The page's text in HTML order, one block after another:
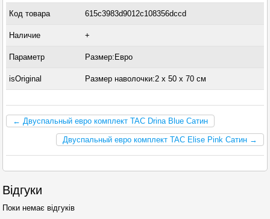
Код товара 615c3983d9012c108356dccd
Наличие +
Параметр Размер:Евро
isOriginal Размер наволочки:2 x 50 х 70 см
← Двуспальный евро комплект TAC Drina Blue Сатин
Двуспальный евро комплект TAC Elise Pink Сатин →
Відгуки
Поки немає відгуків